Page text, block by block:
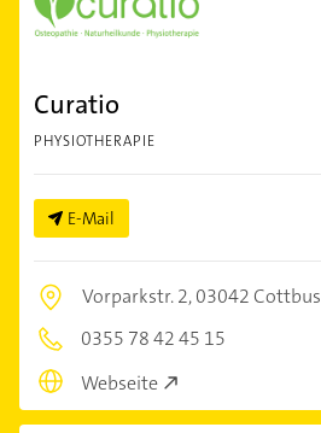
Curatio
PHYSIOTHERAPIE
E-Mail
Vorparkstr. 2,03042 Cottbus
0355 78 42 45 15
Webseite